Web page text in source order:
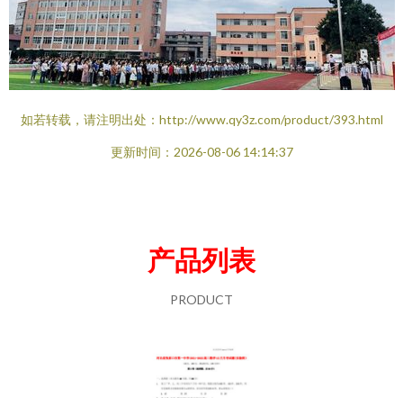
如若转载，请注明出处：http://www.qy3z.com/product/393.html
更新时间：2026-08-06 14:14:37
产品列表
PRODUCT